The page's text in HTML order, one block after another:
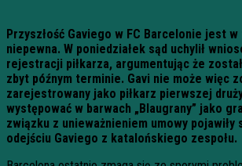
Przyszłość Gaviego w FC Barcelonie jest
niepewna. W poniedziałek sąd uchylił
rejestracji piłkarza, argumentując że
zbyt późnym terminie. Gavi nie może więc
zarejestrowany jako piłkarz pierwszej
występować w barwach „Blaugrany” jako
związku z unieważnieniem umowy pojawiły
odejściu Gaviego z katalońskiego zespołu.